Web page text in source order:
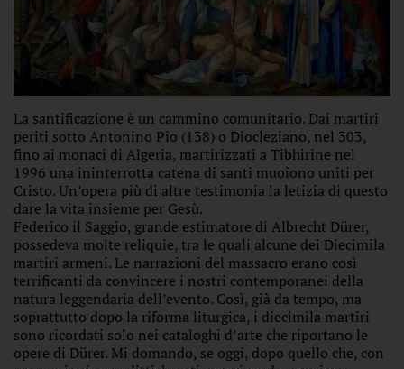
La santificazione è un cammino comunitario. Dai martiri
periti sotto Antonino Pio (138) o Diocleziano, nel 303,
fino ai monaci di Algeria, martirizzati a Tibhirine nel
1996 una ininterrotta catena di santi muoiono uniti per
Cristo. Un’opera più di altre testimonia la letizia di questo
dare la vita insieme per Gesù.
Federico il Saggio, grande estimatore di Albrecht Dürer,
possedeva molte reliquie, tra le quali alcune dei Diecimila
martiri armeni. Le narrazioni del massacro erano così
terrificanti da convincere i nostri contemporanei della
natura leggendaria dell’evento. Così, già da tempo, ma
soprattutto dopo la riforma liturgica, i diecimila martiri
sono ricordati solo nei cataloghi d’arte che riportano le
opere di Dürer. Mi domando, se oggi, dopo quello che, con